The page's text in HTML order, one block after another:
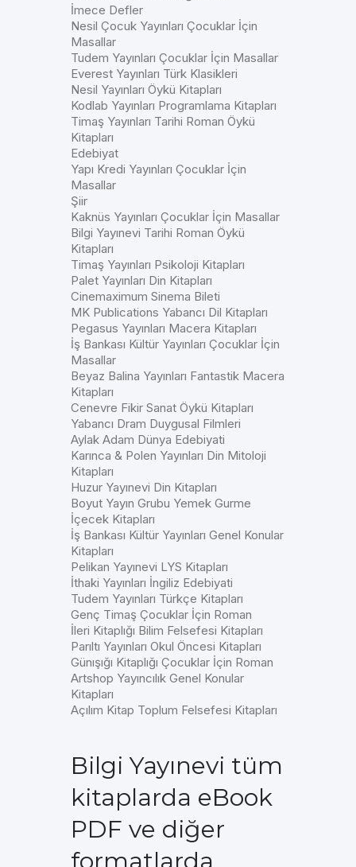
İmece Defler
Nesil Çocuk Yayınları Çocuklar İçin
Masallar
Tudem Yayınları Çocuklar İçin Masallar
Everest Yayınları Türk Klasikleri
Nesil Yayınları Öykü Kitapları
Kodlab Yayınları Programlama Kitapları
Timaş Yayınları Tarihi Roman Öykü
Kitapları
Edebiyat
Yapı Kredi Yayınları Çocuklar İçin
Masallar
Şiir
Kaknüs Yayınları Çocuklar İçin Masallar
Bilgi Yayınevi Tarihi Roman Öykü
Kitapları
Timaş Yayınları Psikoloji Kitapları
Palet Yayınları Din Kitapları
Cinemaximum Sinema Bileti
MK Publications Yabancı Dil Kitapları
Pegasus Yayınları Macera Kitapları
İş Bankası Kültür Yayınları Çocuklar İçin
Masallar
Beyaz Balina Yayınları Fantastik Macera
Kitapları
Cenevre Fikir Sanat Öykü Kitapları
Yabancı Dram Duygusal Filmleri
Aylak Adam Dünya Edebiyati
Karınca & Polen Yayınları Din Mitoloji
Kitapları
Huzur Yayınevi Din Kitapları
Boyut Yayın Grubu Yemek Gurme
İçecek Kitapları
İş Bankası Kültür Yayınları Genel Konular
Kitapları
Pelikan Yayınevi LYS Kitapları
İthaki Yayınları İngiliz Edebiyati
Tudem Yayınları Türkçe Kitapları
Genç Timaş Çocuklar İçin Roman
İleri Kitaplığı Bilim Felsefesi Kitapları
Parıltı Yayınları Okul Öncesi Kitapları
Günışığı Kitaplığı Çocuklar İçin Roman
Artshop Yayıncılık Genel Konular
Kitapları
Açılım Kitap Toplum Felsefesi Kitapları
Bilgi Yayınevi tüm
kitaplarda eBook
PDF ve diğer
formatlarda